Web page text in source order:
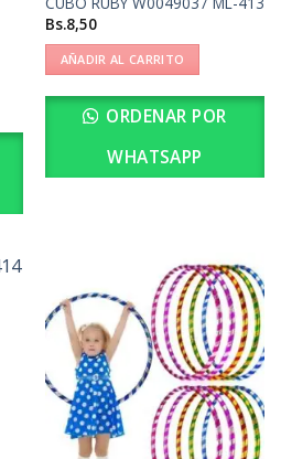
Bs.8,50
AÑADIR AL CARRITO
ORDENAR POR
WHATSAPP